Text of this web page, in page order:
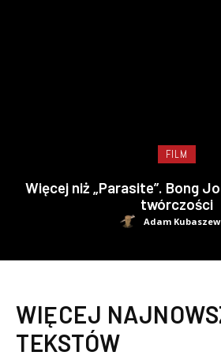
FILM
Więcej niż „Parasite”. Bong
twórczości
Adam
WIĘCEJ
TEKSTÓW